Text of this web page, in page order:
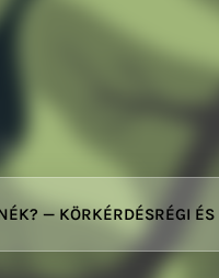
— KÖRKÉRDÉSRÉGI ÉS